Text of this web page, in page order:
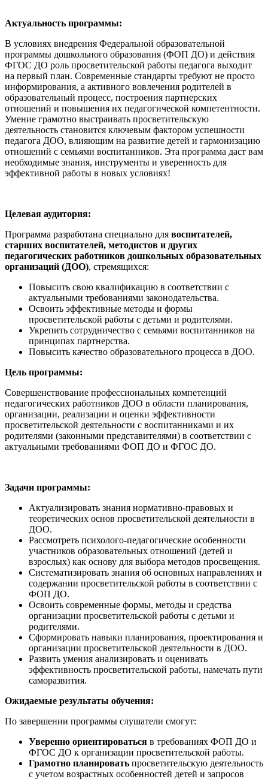
Актуальность программы:
В условиях внедрения Федеральной образовательной
программы дошкольного образования (ФОП ДО) и действия
ФГОС ДО роль просветительской работы педагога выходит
на первый план. Современные стандарты требуют не просто
информирования, а активного вовлечения родителей в
образовательный процесс, построения партнерских
отношений и повышения их педагогической компетентности.
Умение грамотно выстраивать просветительскую
деятельность становится ключевым фактором успешности
педагога ДОО, влияющим на развитие детей и гармонизацию
отношений с семьями воспитанников. Эта программа даст вам
необходимые знания, инструменты и уверенность для
эффективной работы в новых условиях!
Целевая аудитория:
Программа разработана специально для воспитателей,
старших воспитателей, методистов и других
педагогических работников дошкольных образовательных
организаций (ДОО), стремящихся:
Повысить свою квалификацию в соответствии с
актуальными требованиями законодательства.
Освоить эффективные методы и формы
просветительской работы с детьми и родителями.
Укрепить сотрудничество с семьями воспитанников на
принципах партнерства.
Повысить качество образовательного процесса в ДОО.
Цель программы:
Совершенствование профессиональных компетенций
педагогических работников ДОО в области планирования,
организации, реализации и оценки эффективности
просветительской деятельности с воспитанниками и их
родителями (законными представителями) в соответствии с
актуальными требованиями ФОП ДО и ФГОС ДО.
Задачи программы:
Актуализировать знания нормативно-правовых и
теоретических основ просветительской деятельности в
ДОО.
Рассмотреть психолого-педагогические особенности
участников образовательных отношений (детей и
взрослых) как основу для выбора методов просвещения.
Систематизировать знания об основных направлениях и
содержании просветительской работы в соответствии с
ФОП ДО.
Освоить современные формы, методы и средства
организации просветительской работы с детьми и
родителями.
Сформировать навыки планирования, проектирования и
организации просветительской деятельности в ДОО.
Развить умения анализировать и оценивать
эффективность просветительской работы, намечать пути
саморазвития.
Ожидаемые результаты обучения:
По завершении программы слушатели смогут:
Уверенно ориентироваться в требованиях ФОП ДО и
ФГОС ДО к организации просветительской работы.
Грамотно планировать просветительскую деятельность
с учетом возрастных особенностей детей и запросов